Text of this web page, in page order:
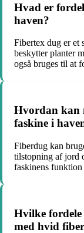
Hvad er
haven?
Fibertex dug er et
beskytter planter
også bruges til at
Hvordan kan
faskine i
Fiberdug kan
tilstopning af jord
faskinens
Hvilke
med hvid